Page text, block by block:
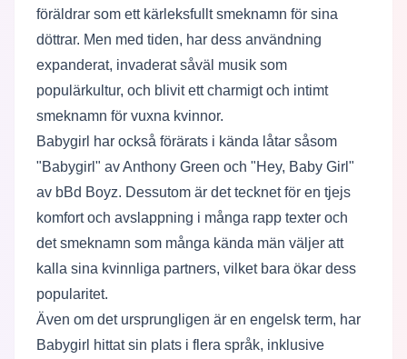
föräldrar som ett kärleksfullt smeknamn för sina
döttrar. Men med tiden, har dess användning
expanderat, invaderat såväl musik som
populärkultur, och blivit ett charmigt och intimt
smeknamn för vuxna kvinnor.
Babygirl har också förärats i kända låtar såsom
"Babygirl" av Anthony Green och "Hey, Baby Girl"
av bBd Boyz. Dessutom är det tecknet för en tjejs
komfort och avslappning i många rapp texter och
det smeknamn som många kända män väljer att
kalla sina kvinnliga partners, vilket bara ökar dess
popularitet.
Även om det ursprungligen är en engelsk term, har
Babygirl hittat sin plats i flera språk, inklusive